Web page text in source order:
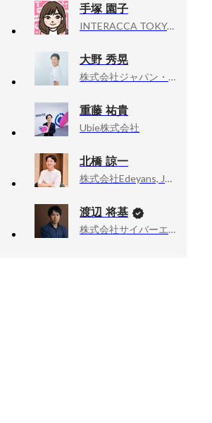
手塚 園子
INTERACCA TOKYO, 個人事業主
大野 秀晃
株式会社ジャパン・メディカル・カンパニー, 代表取締役CEO
重藤 祐貴
Ubie株式会社
北橋 諒一
株式会社Edeyans, Jtas事業部 / 開発部長
渡辺 将基
株式会社サイバーエージェント, 新R25編集長